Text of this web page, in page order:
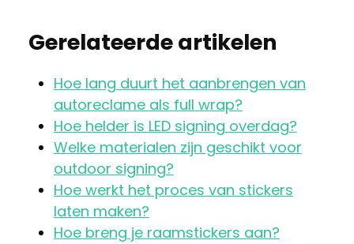
Gerelateerde artikelen
Hoe lang duurt het aanbrengen van
autoreclame als full wrap?
Hoe helder is LED signing overdag?
Welke materialen zijn geschikt voor
outdoor signing?
Hoe werkt het proces van stickers
laten maken?
Hoe breng je raamstickers aan?